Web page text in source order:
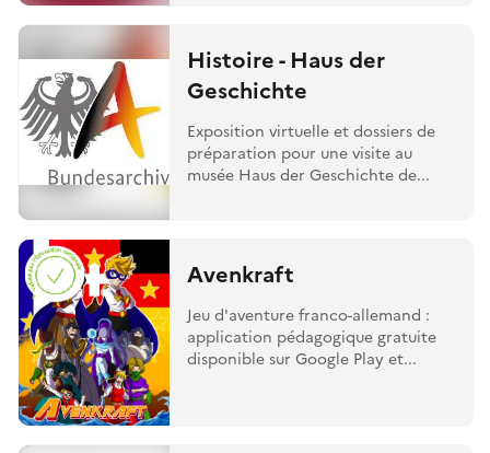
Histoire - Haus der
Geschichte
Exposition virtuelle et dossiers de
préparation pour une visite au
musée Haus der Geschichte de...
Avenkraft
Jeu d'aventure franco-allemand :
application pédagogique gratuite
disponible sur Google Play et...